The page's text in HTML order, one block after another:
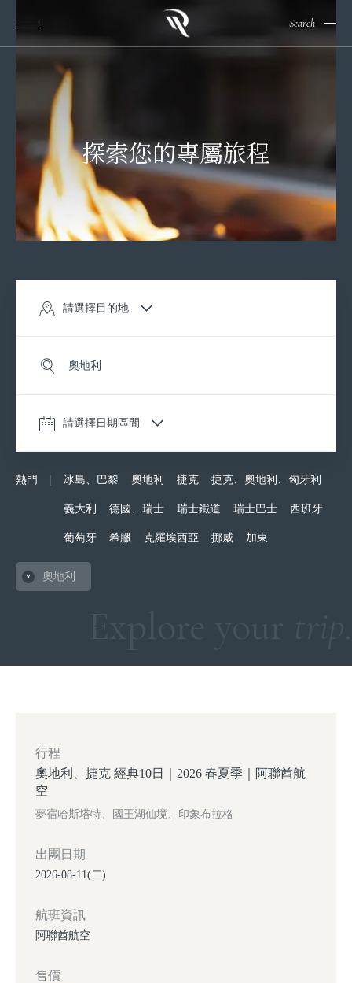
Search
探索您的專屬旅程
請選擇目的地
請選擇日期區間
奧地利×捷克
瑞士鐵道
熱門 冰島、巴黎 奧地利 捷克 捷克、奧地利、匈牙利
義大利 德國、瑞士 瑞士鐵道 瑞士巴士 西班牙
葡萄牙 希臘 克羅埃西亞 挪威 加東
奧地利
出團日期
2026-08-11(二)
行程
奧地利、捷克 經典10日｜2026 春夏季｜阿聯酋航
空
夢宿哈斯塔特、國王湖仙境、印象布拉格
航班資訊
阿聯酋航空
售價